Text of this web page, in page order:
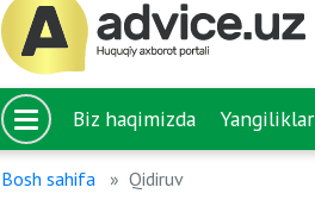
Biz haqimizda Yangiliklar
Bosh sahifa Qidiruv